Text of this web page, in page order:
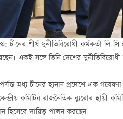
শীর্ষ দুর্নীতিবিরোধী কর্মকর্তা লি
একই সঙ্গে তিনি দেশের
মধ্য চীনের হ্যনান প্রদেশে এক
কমিটির রাজনৈতিক ব্যুরোর স্থায়ী
হিসেবে দায়িত্ব পালন করছেন।